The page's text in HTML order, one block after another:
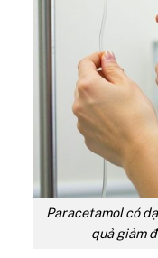
Paracetamol có
quả giảm